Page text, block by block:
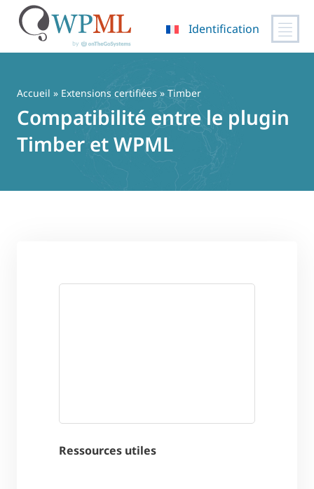
contenu
Identification
Accueil » Extensions certifiées » Timber
Compatibilité entre le plugin
Timber et WPML
Ressources utiles